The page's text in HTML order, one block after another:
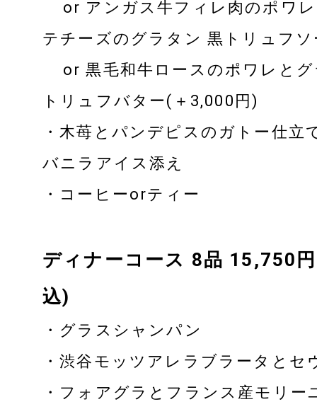
or アンガス牛フィレ肉のポワ
テチーズのグラタン 黒トリュフ
or 黒毛和牛ロースのポワレとグ
トリュフバター(＋3,000円)
・木苺とパンデピスのガトー仕立
バニラアイス添え
・コーヒーorティー
ディナーコース 8品 15,750
込)
・グラスシャンパン
・渋谷モッツアレラブラータとセ
・フォアグラとフランス産モリー